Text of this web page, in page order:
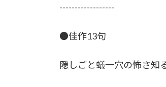
------------------
●佳作13句
隠しごと蟻一穴の